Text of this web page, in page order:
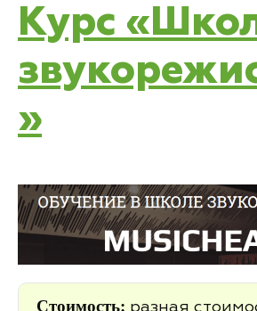
Курс
»
Стоимость: разная